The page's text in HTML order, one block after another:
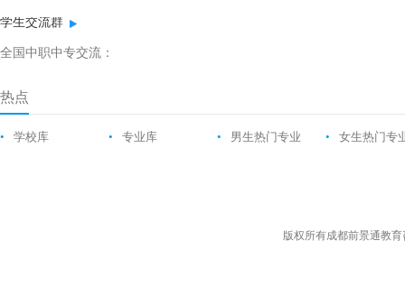
学生交流群
全国中职中专交流：
热点
• 学校库 • 专业库 • 男生热门专业 • 女生热门专
版权所有成都前景通教